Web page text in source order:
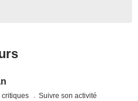
critiques Suivre son activité